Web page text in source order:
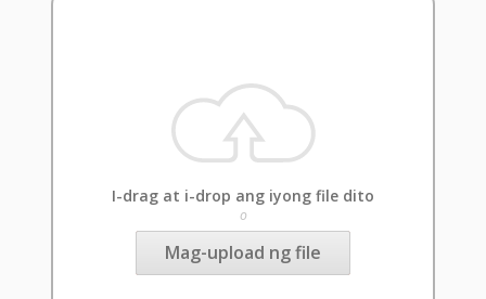
I-drag at i-drop ang iyong file dito
o
Mag-upload ng file